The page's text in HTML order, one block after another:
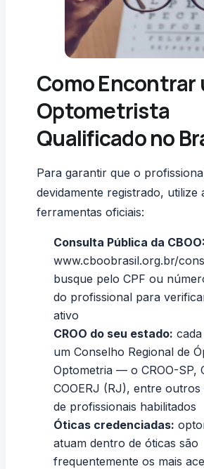
Como Encontrar
Optometrista
Qualificado no
Para garantir que o
devidamente registrado, utilize
ferramentas oficiais:
Consulta Pública da CBOO:
www.cboobrasil.org.br/
busque pelo CPF ou
do profissional para
ativo
CROO do seu estado:
um Conselho Regional de
Optometria — o CROO-SP,
COOERJ (RJ), entre
de profissionais habilitados
Óticas credenciadas:
atuam dentro de óticas são
frequentemente os mais